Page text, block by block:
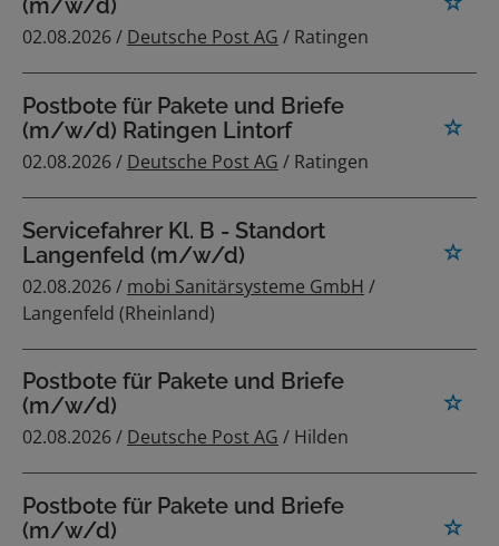
02.08.2026 / Deutsche Post AG / Ratingen
Postbote für Pakete und Briefe
(m/w/d) Ratingen Lintorf
02.08.2026 / Deutsche Post AG / Ratingen
Servicefahrer Kl. B - Standort
Langenfeld (m/w/d)
02.08.2026 / mobi Sanitärsysteme GmbH /
Langenfeld (Rheinland)
Postbote für Pakete und Briefe
(m/w/d)
02.08.2026 / Deutsche Post AG / Hilden
Postbote für Pakete und Briefe
(m/w/d)